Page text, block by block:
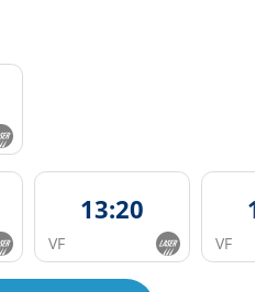
13:20
VF VF